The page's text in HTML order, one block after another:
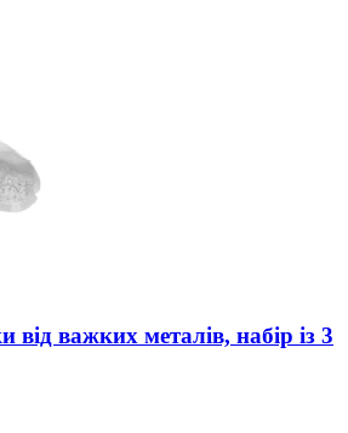
від важких металів, набір із 3